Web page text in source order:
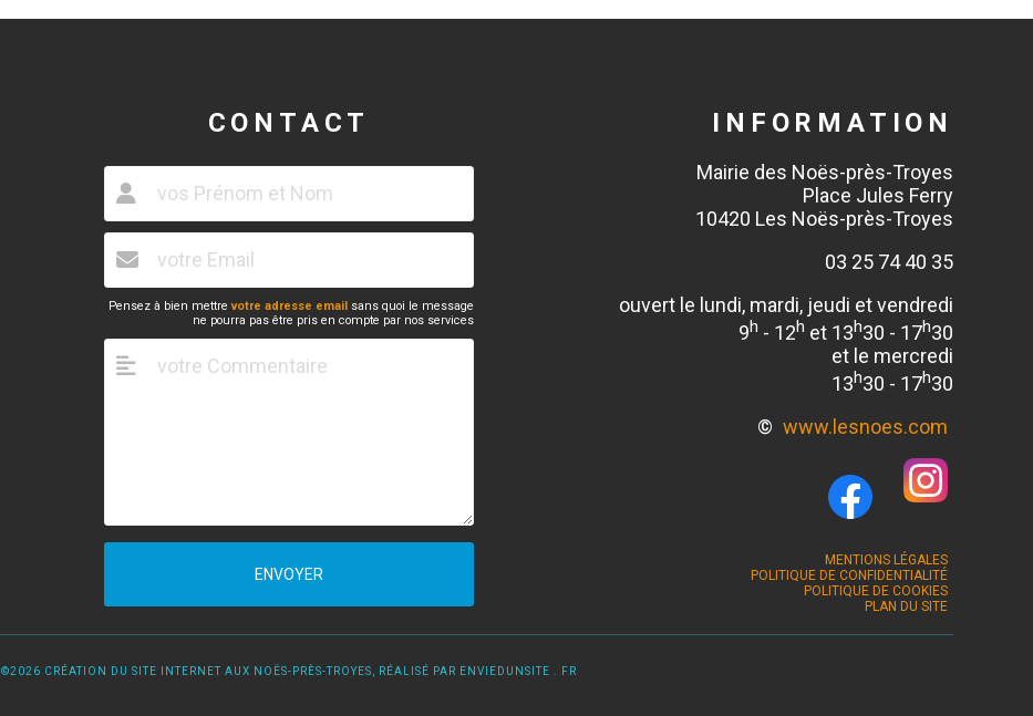
CONTACT
Pensez à bien mettrevotre adresse email sans quoi le message
ne pourra pas être pris en compte par nos services
ENVOYER
INFORMATION
Mairie des Noës-près-Troyes
Place Jules Ferry
10420 Les Noës-près-Troyes
03 25 74 40 35
ouvert le lundi, mardi, jeudi et vendredi
9h - 12h et 13h30 - 17h30
et le mercredi
13h30 - 17h30
© www.lesnoes.com
MENTIONS LÉGALES
POLITIQUE DE CONFIDENTIALITÉ
POLITIQUE DE COOKIES
PLAN DU SITE
©2026 CRÉATION DU SITE INTERNET AUX NOËS-PRÈS-TROYES, RÉALISÉ PAR ENVIEDUNSITE . FR